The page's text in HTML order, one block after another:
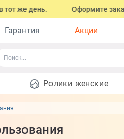
же день. Оформите заказ
Гарантия Акции
Ролики женские